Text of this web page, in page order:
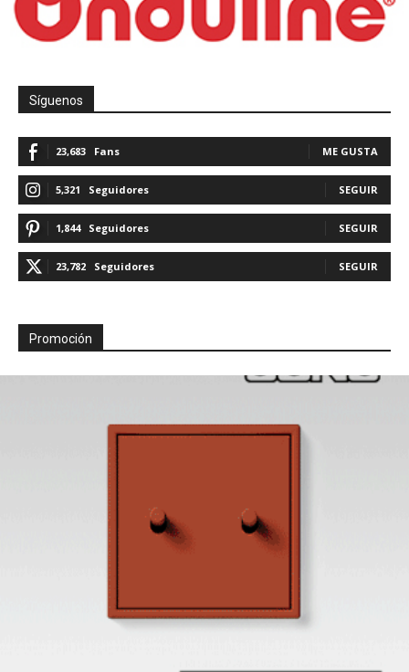
Síguenos
23,683 Fans ME GUSTA
5,321 Seguidores SEGUIR
1,844 Seguidores SEGUIR
23,782 Seguidores SEGUIR
Promoción